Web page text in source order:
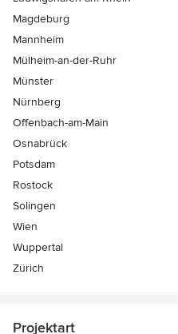
Magdeburg
Mannheim
Mülheim-an-der-Ruhr
Münster
Nürnberg
Offenbach-am-Main
Osnabrück
Potsdam
Rostock
Solingen
Wien
Wuppertal
Zürich
Projektart